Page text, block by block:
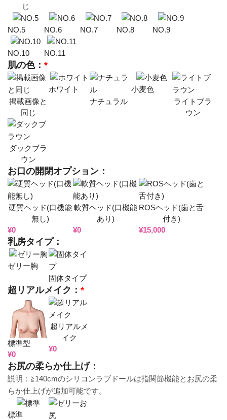
じ
NO.5 NO.6 NO.7 NO.8 NO.9
NO.10 NO.11
*
肌の色：
掲載画像と
同じ
ホワイト
ナチュラル
小麦色
ライトブラ
ウン
ダックブラ
ウン
お口の開閉オプション：
硬質ヘッド(口機能
無し)
¥0
軟質ヘッド(口機能
あり)
¥0
ROSヘッド(歯と舌
付き)
¥15,000
乳房タイプ：
ゼリー胸
固体タイプ
*
超リアルメイク：
標準型
¥0
超リアルメ
イク
¥0
お尻の柔らか仕上げ：
説明：≧140cmのシリコンラブドールは指関節機能とお尻の柔
らか仕上げが追加可能です。
標準